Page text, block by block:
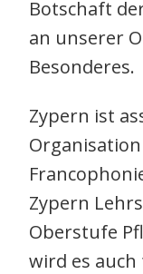
Botschaft
an unserer
Besonderes.
Zypern ist
Zypern
Oberstufe
wird es